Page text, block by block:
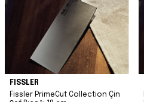
FISSLER
Fissler PrimeCut Collection Çin